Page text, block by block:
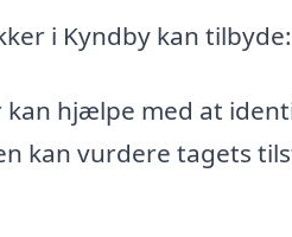
i Kyndby kan tilbyde:
hjælpe med at
kan vurdere tagets